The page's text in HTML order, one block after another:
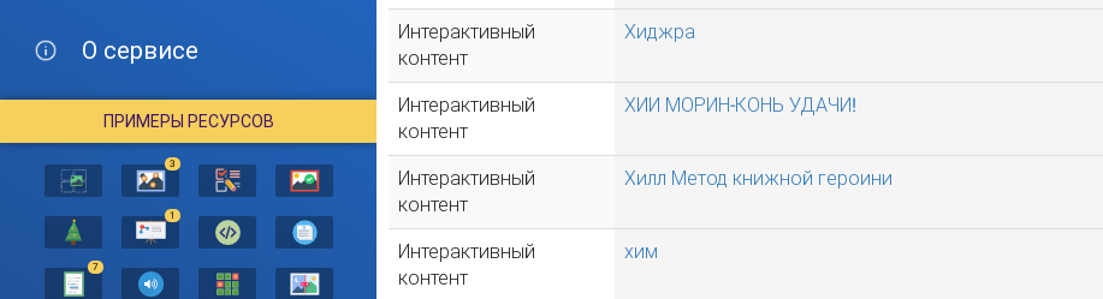
О сервисе
ПРИМЕРЫ РЕСУРСОВ
3
1
7
Интерактивный
контент
Хиджра
Интерактивный
контент
ХИИ МОРИН-КОНЬ УДАЧИ!
Интерактивный
контент
Хилл Метод книжной героини
Интерактивный
контент
хим